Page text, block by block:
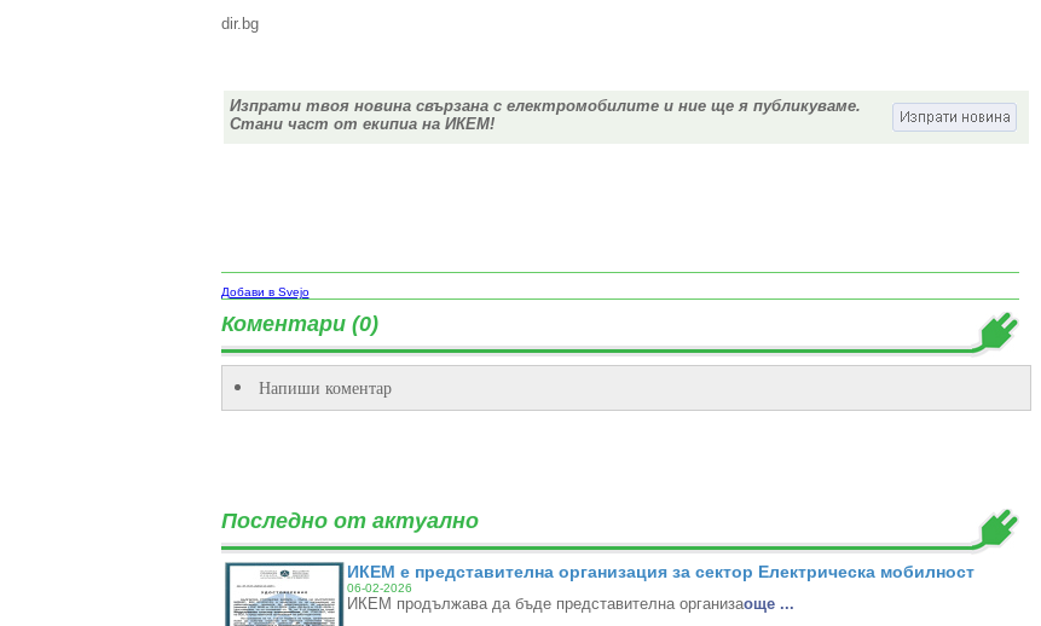
dir.bg
Изпрати твоя новина свързана с електромобилите и ние ще я публикуваме.
Стани част от екипиа на ИКЕМ!
Добави в Svejo
Коментари (0)
Напиши коментар
Последно от актуално
ИКЕМ е представителна организация за сектор Електрическа мобилност
06-02-2026
ИКЕМ продължава да бъде представителна организаoще ...